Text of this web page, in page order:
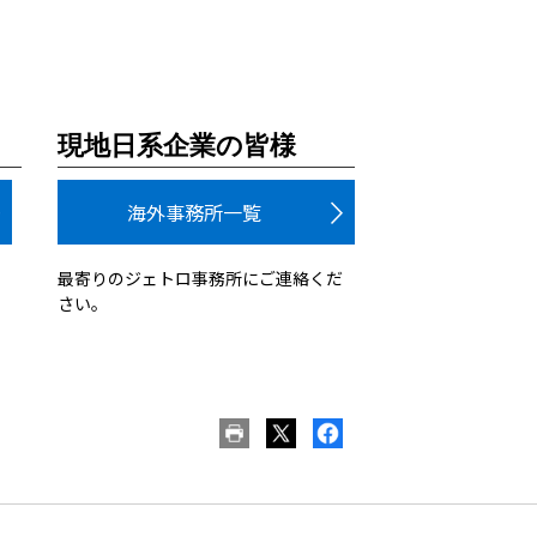
現地日系企業の皆様
海外事務所一覧
最寄りのジェトロ事務所にご連絡くだ
さい。